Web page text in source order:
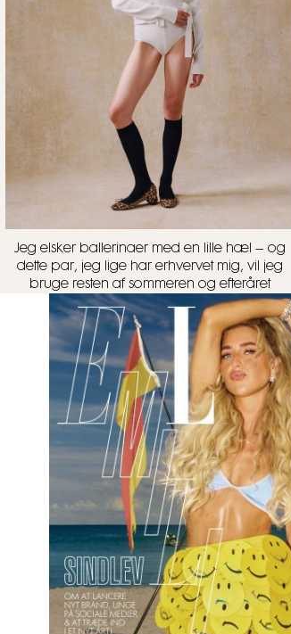
Jeg elsker ballerinaer med en lille hæl – og
dette par, jeg lige har erhvervet mig, vil jeg
bruge resten af sommeren og efteråret